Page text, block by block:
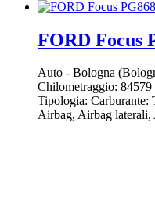
FORD Focus
Auto - Bologna
Chilometraggio:
Tipologia: Carburante:
Airbag, Airbag laterali,